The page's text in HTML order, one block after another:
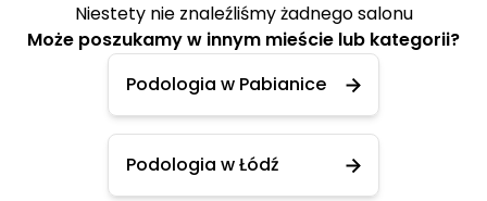
Niestety nie znaleźliśmy żadnego salonu
Może poszukamy w innym mieście lub kategorii?
Podologia w Pabianice
Podologia w Łódź